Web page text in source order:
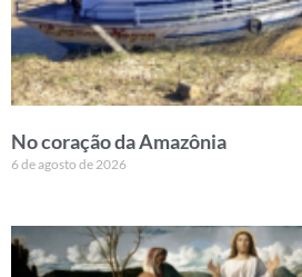
No coração da Amazônia
6 de agosto de 2026